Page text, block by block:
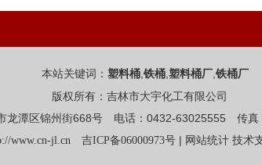
本站关键词： 塑料桶 铁桶 塑料桶厂 铁桶厂
版权所有：吉林市大宇化工有限公司
龙潭区锦州街668号 电话：0432-63025555 传真
www.cn-jl.cn 吉ICP备06000973号 | 网站统计 技术